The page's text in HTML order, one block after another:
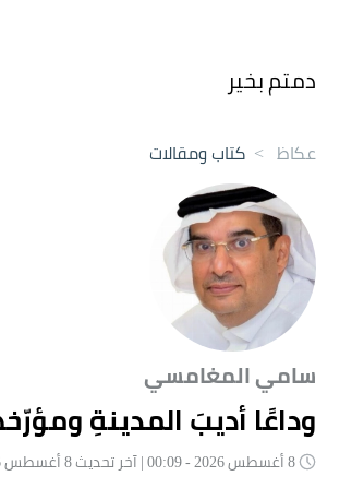
دمتم بخير
عكاظ > كتاب ومقالات
سامي المغامسي
وداعًا أديبَ المدينةِ